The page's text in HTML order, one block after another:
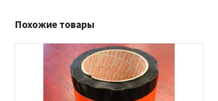
Похожие товары